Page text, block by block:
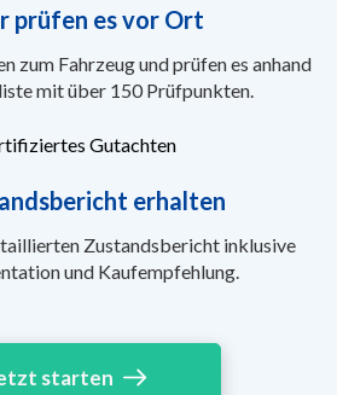
prüfen es vor Ort
zum Fahrzeug und prüfen es anhand
mit über 150 Prüfpunkten.
erhalten
Zustandsbericht inklusive
und Kaufempfehlung.
starten